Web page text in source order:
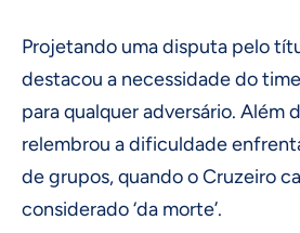
Projetando uma disputa pelo
destacou a necessidade do
para qualquer adversário. Além
relembrou a dificuldade
de grupos, quando o Cruzeiro
considerado ‘da morte’.